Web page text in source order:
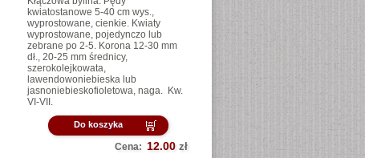
kwiatostanowe 5-40 cm wys.,
wyprostowane, cienkie. Kwiaty
wyprostowane, pojedynczo lub
zebrane po 2-5. Korona 12-30 mm
dł., 20-25 mm średnicy,
szerokolejkowata,
lawendowoniebieska lub
jasnoniebieskofioletowa, naga. Kw.
VI-VII.
Do koszyka
Cena: 12.00 zł